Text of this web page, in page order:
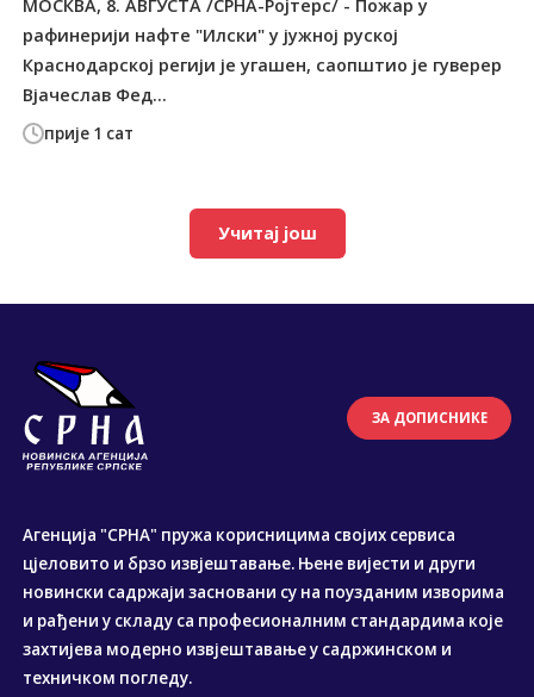
прије 1 сат
МОСКВА, 8. АВГУСТА /СРНА-Ројтерс/ - Пожар у
рафинерији нафте "Илски" у јужној руској
Краснодарској регији је угашен, саопштио је гуверер
Вјачеслав Фед...
Учитај још
ЗА ДОПИСНИКЕ
Агенција "СРНА" пружа корисницима својих сервиса
цјеловито и брзо извјештавање. Њене вијести и други
новински садржаји засновани су на поузданим изворима
и рађени у складу са професионалним стандардима које
захтијева модерно извјештавање у садржинском и
техничком погледу.